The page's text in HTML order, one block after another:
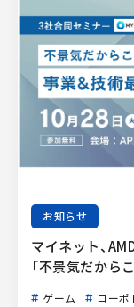
お知らせ
マイネット、
「不景気だから
ゲーム コーポ